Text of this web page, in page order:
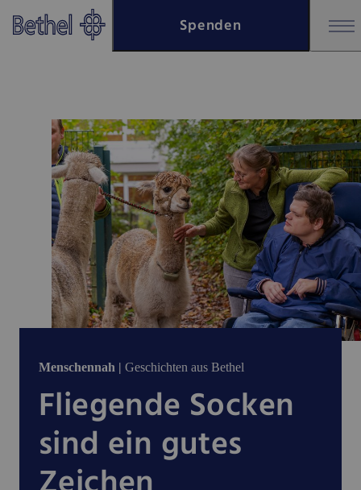
Zum Hauptinhalt springen
Zur Fußzeile springen
Spenden
Menschennah | Geschichten aus Bethel
Fliegende Socken
sind ein gutes